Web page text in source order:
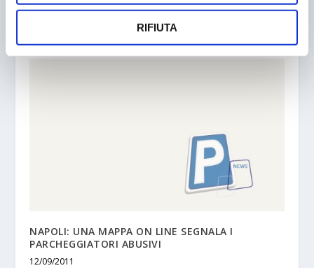
RIFIUTA
PARCHEGGIO: ANCHE I COLOSSI PIANGONO
NAPOLI: UNA MAPPA ON LINE SEGNALA I
PARCHEGGIATORI ABUSIVI
12/09/2011